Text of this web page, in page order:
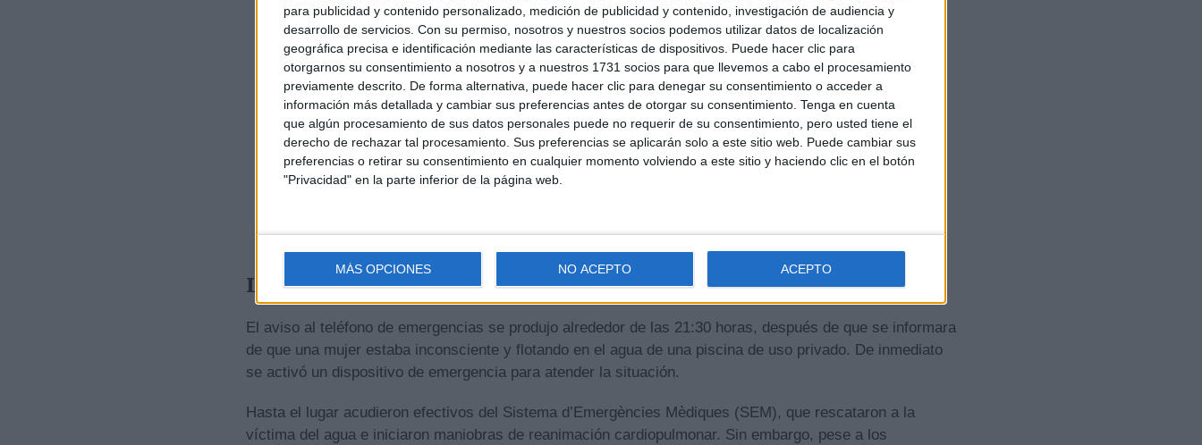
para publicidad y contenido personalizado, medición de publicidad y contenido, investigación de audiencia y
desarrollo de servicios. Con su permiso, nosotros y nuestros socios podemos utilizar datos de localización
geográfica precisa e identificación mediante las características de dispositivos. Puede hacer clic para
otorgarnos su consentimiento a nosotros y a nuestros 1731 socios para que llevemos a cabo el procesamiento
previamente descrito. De forma alternativa, puede hacer clic para denegar su consentimiento o acceder a
información más detallada y cambiar sus preferencias antes de otorgar su consentimiento. Tenga en cuenta
que algún procesamiento de sus datos personales puede no requerir de su consentimiento, pero usted tiene el
derecho de rechazar tal procesamiento. Sus preferencias se aplicarán solo a este sitio web. Puede cambiar sus
preferencias o retirar su consentimiento en cualquier momento volviendo a este sitio y haciendo clic en el botón
"Privacidad" en la parte inferior de la página web.
MÁS OPCIONES NO ACEPTO ACEPTO
Los servicios de emergencia intentaron reanimarla
El aviso al teléfono de emergencias se produjo alrededor de las 21:30 horas, después de que se informara
de que una mujer estaba inconsciente y flotando en el agua de una piscina de uso privado. De inmediato
se activó un dispositivo de emergencia para atender la situación.
Hasta el lugar acudieron efectivos del Sistema d’Emergències Mèdiques (SEM), que rescataron a la
víctima del agua e iniciaron maniobras de reanimación cardiopulmonar. Sin embargo, pese a los